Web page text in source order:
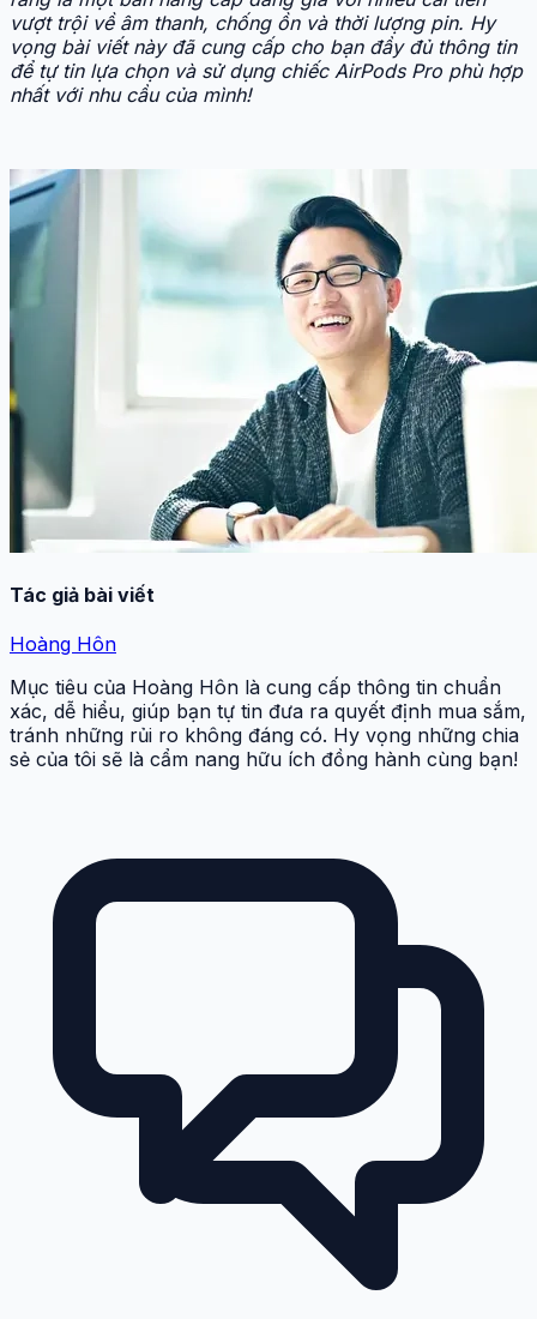
vượt trội về âm thanh, chống ồn và thời lượng pin. Hy
vọng bài viết này đã cung cấp cho bạn đầy đủ thông tin
để tự tin lựa chọn và sử dụng chiếc AirPods Pro phù hợp
nhất với nhu cầu của mình!
Tác giả bài viết
Hoàng Hôn
Mục tiêu của Hoàng Hôn là cung cấp thông tin chuẩn
xác, dễ hiểu, giúp bạn tự tin đưa ra quyết định mua sắm,
tránh những rủi ro không đáng có. Hy vọng những chia
sẻ của tôi sẽ là cẩm nang hữu ích đồng hành cùng bạn!